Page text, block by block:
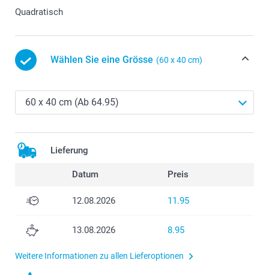
Quadratisch
Wählen Sie eine Grösse (60 x 40 cm)
Lieferung
Datum Preis
12.08.2026 11.95
13.08.2026 8.95
Weitere Informationen zu allen Lieferoptionen